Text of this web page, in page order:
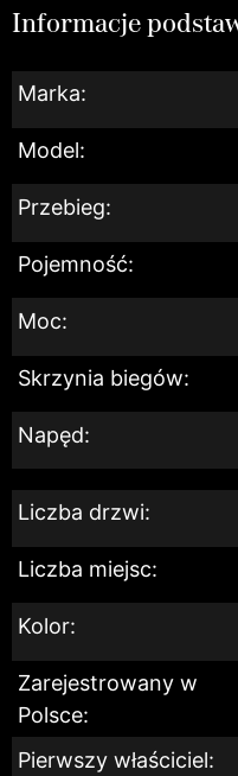
Informacje
Marka:
Model:
Przebieg:
Pojemność:
Moc:
Skrzynia biegów:
Napęd:
Liczba drzwi:
Liczba miejsc:
Kolor:
Zarejestrowany w
Polsce:
Pierwszy właściciel: